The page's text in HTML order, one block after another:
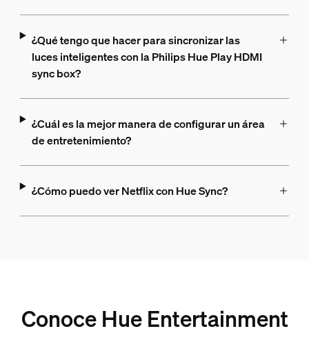
¿Qué tengo que hacer para sincronizar las
luces inteligentes con la Philips Hue Play HDMI
sync box?
¿Cuál es la mejor manera de configurar un área
de entretenimiento?
¿Cómo puedo ver Netflix con Hue Sync?
Conoce Hue Entertainment